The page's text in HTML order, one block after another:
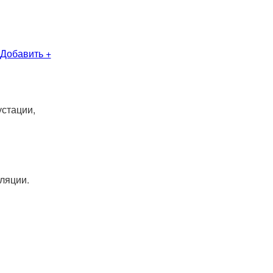
Добавить +